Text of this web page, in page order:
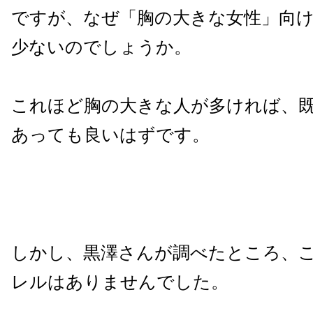
ですが、なぜ「胸の大きな女性」向
少ないのでしょうか。
これほど胸の大きな人が多ければ、
あっても良いはずです。
しかし、黒澤さんが調べたところ、
レルはありませんでした。